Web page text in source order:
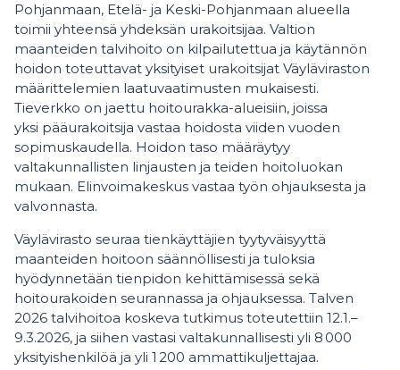
Pohjanmaan, Etelä- ja Keski-Pohjanmaan alueella
toimii yhteensä yhdeksän urakoitsijaa. Valtion
maanteiden talvihoito on kilpailutettua ja käytännön
hoidon toteuttavat yksityiset urakoitsijat Väyläviraston
määrittelemien laatuvaatimusten mukaisesti.
Tieverkko on jaettu hoitourakka-alueisiin, joissa
yksi pääurakoitsija vastaa hoidosta viiden vuoden
sopimuskaudella. Hoidon taso määräytyy
valtakunnallisten linjausten ja teiden hoitoluokan
mukaan. Elinvoimakeskus vastaa työn ohjauksesta ja
valvonnasta.
Väylävirasto seuraa tienkäyttäjien tyytyväisyyttä
maanteiden hoitoon säännöllisesti ja tuloksia
hyödynnetään tienpidon kehittämisessä sekä
hoitourakoiden seurannassa ja ohjauksessa. Talven
2026 talvihoitoa koskeva tutkimus toteutettiin 12.1.–
9.3.2026, ja siihen vastasi valtakunnallisesti yli 8 000
yksityishenkilöä ja yli 1 200 ammattikuljettajaa.